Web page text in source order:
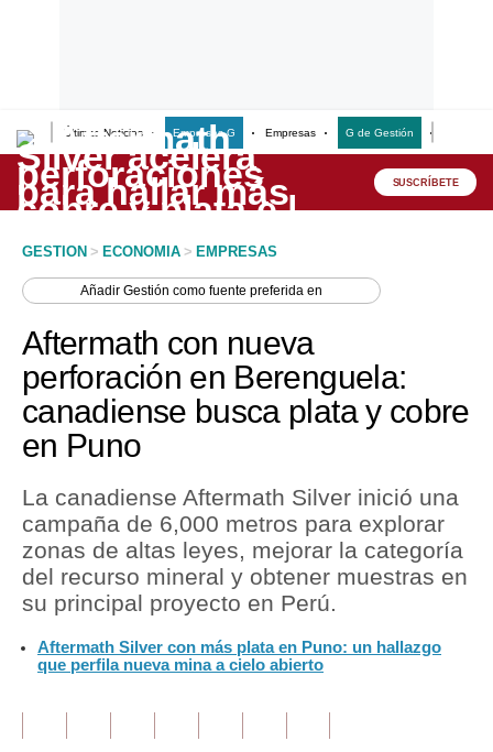
Últimas Noticias Empresas G Empresas G de Gestión
Lo último
Peru Quiosco
Economía
Mercados
Perú
Política
Tu Dinero
Finanzas Personales
Plus G
Opinión
SUSCRÍBETE
GESTION > ECONOMIA > EMPRESAS
AñadirGestión como fuente preferida en
Aftermath con nueva
perforación en Berenguela:
canadiense busca plata y cobre
en Puno
La canadiense Aftermath Silver inició una
campaña de 6,000 metros para explorar
zonas de altas leyes, mejorar la categoría
del recurso mineral y obtener muestras en
su principal proyecto en Perú.
Aftermath Silver con más plata en Puno: un hallazgo
que perfila nueva mina a cielo abierto